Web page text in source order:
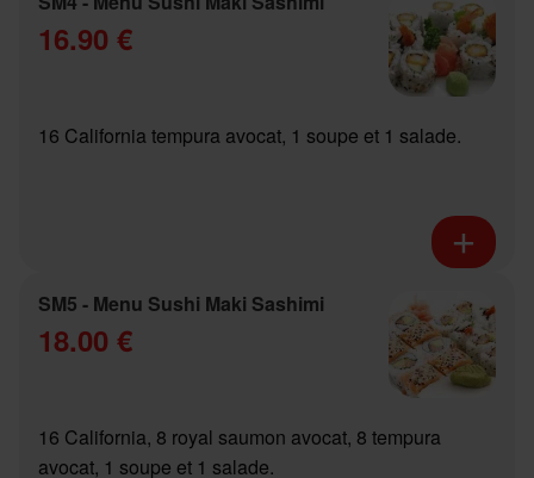
16.90 €
16 California tempura avocat, 1 soupe et 1 salade.
SM5 - Menu Sushi Maki Sashimi
18.00 €
16 California, 8 royal saumon avocat, 8 tempura
avocat, 1 soupe et 1 salade.